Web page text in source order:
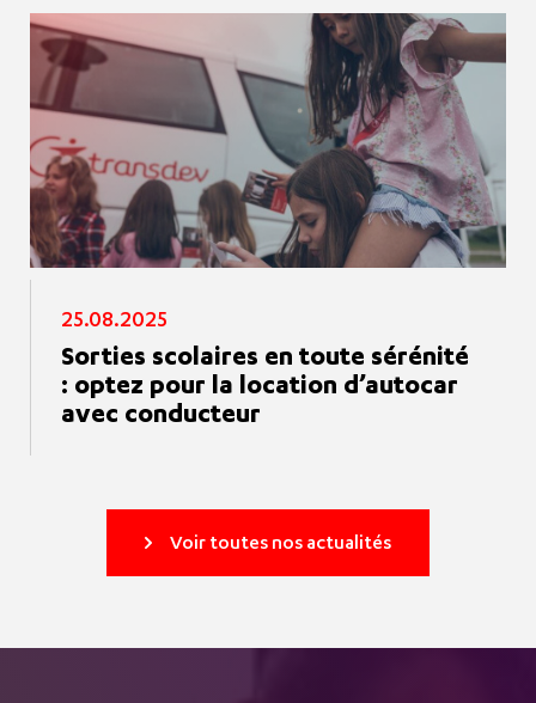
25.08.2025
Sorties scolaires en toute sérénité
: optez pour la location d’autocar
avec conducteur
Voir toutes nos actualités